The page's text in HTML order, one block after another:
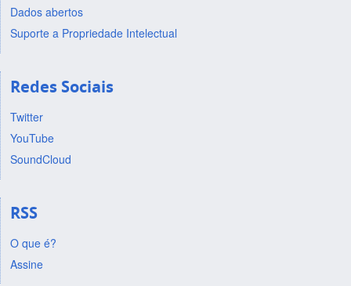
Dados abertos
Suporte a Propriedade Intelectual
Redes Sociais
Twitter
YouTube
SoundCloud
RSS
O que é?
Assine